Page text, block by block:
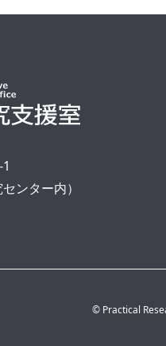
ンター内）
© Practical